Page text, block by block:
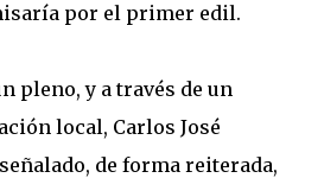
por el primer edil.
pleno, y a través de un
local, Carlos José
de forma reiterada,